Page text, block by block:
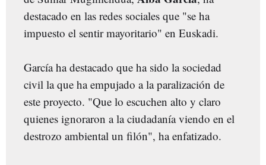
destacado en las redes sociales que "se ha
impuesto el sentir mayoritario" en Euskadi.
García ha destacado que ha sido la sociedad
civil la que ha empujado a la paralización de
este proyecto. "Que lo escuchen alto y claro
quienes ignoraron a la ciudadanía viendo en el
destrozo ambiental un filón", ha enfatizado.